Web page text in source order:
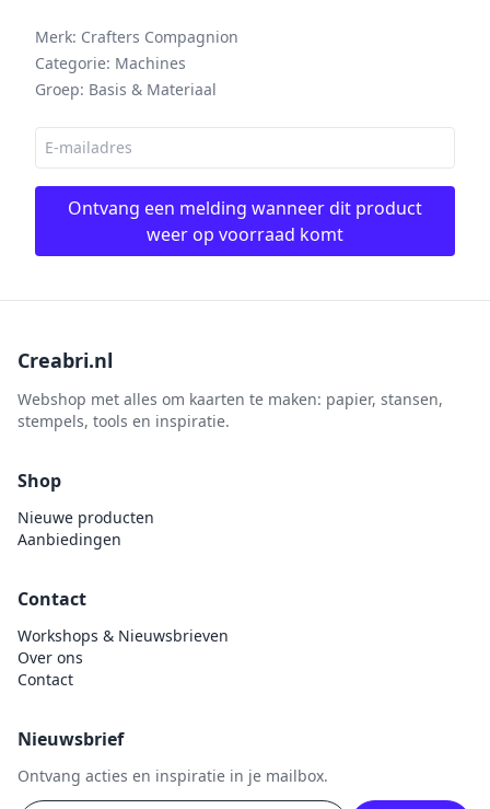
Merk: Crafters Compagnion
Categorie: Machines
Groep: Basis & Materiaal
Ontvang een melding wanneer dit product
weer op voorraad komt
Creabri.nl
Webshop met alles om kaarten te maken: papier, stansen,
stempels, tools en inspiratie.
Shop
Nieuwe producten
Aanbiedingen
Contact
Workshops & Nieuwsbrieven
Over ons
Contact
Nieuwsbrief
Ontvang acties en inspiratie in je mailbox.